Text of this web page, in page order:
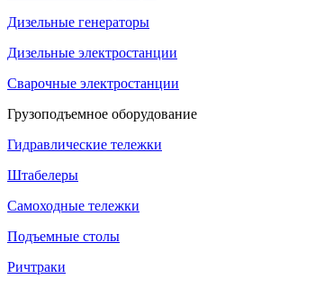
Дизельные генераторы
Дизельные электростанции
Сварочные электростанции
Грузоподъемное оборудование
Гидравлические тележки
Штабелеры
Самоходные тележки
Подъемные столы
Ричтраки